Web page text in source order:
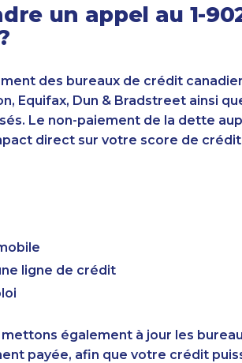
un appel au 1-
des bureaux de crédit
Equifax, Dun & Bradstreet ainsi
Le non-paiement de la dette
direct sur votre score de
ligne de crédit
mettons également à jour les
payée, afin que votre crédit